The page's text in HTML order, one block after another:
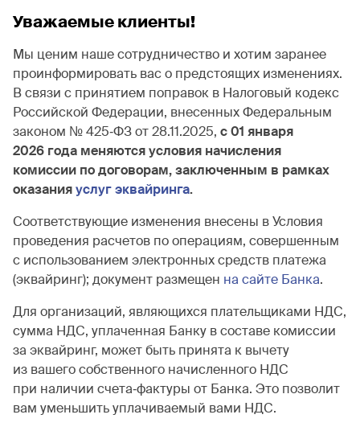
Уважаемые клиенты!
Мы ценим наше сотрудничество и хотим заранее
проинформировать вас о предстоящих изменениях.
В связи с принятием поправок в Налоговый кодекс
Российской Федерации, внесенных Федеральным
законом № 425‐ФЗ от 28.11.2025, с 01 января
2026 года меняются условия начисления
комиссии по договорам, заключенным в рамках
оказанияуслуг эквайринга.
Соответствующие изменения внесены в Условия
проведения расчетов по операциям, совершенным
с использованием электронных средств платежа
(эквайринг); документ размещен на сайте Банка.
Для организаций, являющихся плательщиками НДС,
сумма НДС, уплаченная Банку в составе комиссии
за эквайринг, может быть принята к вычету
из вашего собственного начисленного НДС
при наличии счета‐фактуры от Банка. Это позволит
вам уменьшить уплачиваемый вами НДС.